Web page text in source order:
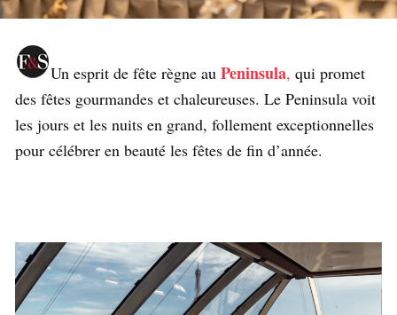
Un esprit de fête règne au Peninsula, qui promet
des fêtes gourmandes et chaleureuses. Le Peninsula voit
les jours et les nuits en grand, follement exceptionnelles
pour célébrer en beauté les fêtes de fin d’année.